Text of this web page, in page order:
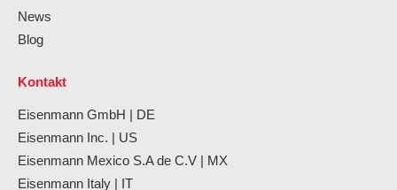
News
Blog
Kontakt
Eisenmann GmbH | DE
Eisenmann Inc. | US
Eisenmann Mexico S.A de C.V | MX
Eisenmann Italy | IT